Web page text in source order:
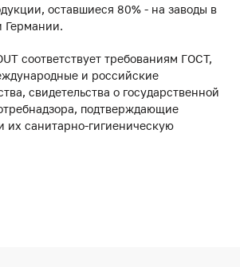
оставшиеся 80% - на заводы в
Германии.
соответствует требованиям ГОСТ,
и российские
свидетельства о государственной
подтверждающие
их санитарно-гигиеническую